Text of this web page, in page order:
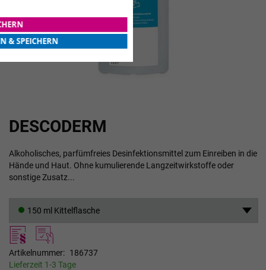
DESCODERM
Alkoholisches, parfümfreies Desinfektionsmittel zum Einreiben in die
Hände und Haut. Ohne kumulierende Langzeitwirkstoffe oder
sonstige Zusatz...
150 ml Kittelflasche
Artikelnummer
186737
Lieferzeit 1-3 Tage
Anfang
der
springen
& SPEICHERN